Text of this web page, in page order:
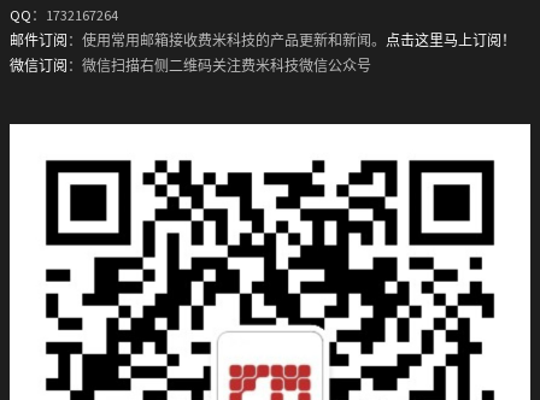
QQ ：1732167264
邮件订阅 ：使用常用邮箱接收费米科技的产品更新和新闻。 点击这里马上订阅！
微信订阅 ：微信扫描右侧二维码关注费米科技微信公众号